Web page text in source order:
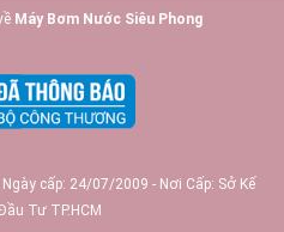
Máy Bơm Nước Siêu Phong
cấp: 24/07/2009 - Nơi Cấp: Sở Kế
Tư TP.HCM